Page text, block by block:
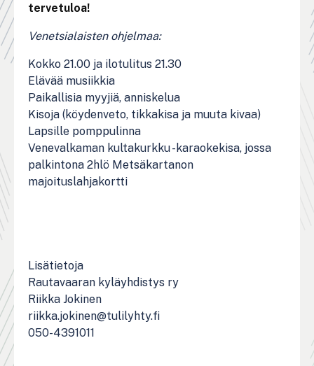
tervetuloa!
Venetsialaisten ohjelmaa:
Kokko 21.00 ja ilotulitus 21.30
Elävää musiikkia
Paikallisia myyjiä, anniskelua
Kisoja (köydenveto, tikkakisa ja muuta kivaa)
Lapsille pomppulinna
Venevalkaman kultakurkku -karaokekisa, jossa
palkintona 2hlö Metsäkartanon
majoituslahjakortti
Lisätietoja
Rautavaaran kyläyhdistys ry
Riikka Jokinen
riikka.jokinen@tulilyhty.fi
050-4391011